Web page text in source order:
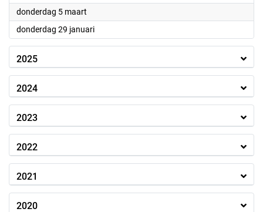
donderdag 5 maart
donderdag 29 januari2026
2025
2024
2023
2022
2021
2020